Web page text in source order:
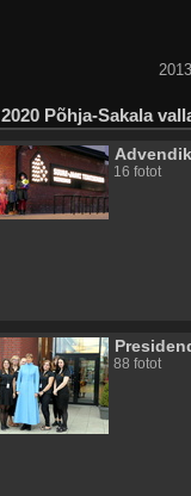
2020 Põhja-Sakala
16 fotot
88 fotot